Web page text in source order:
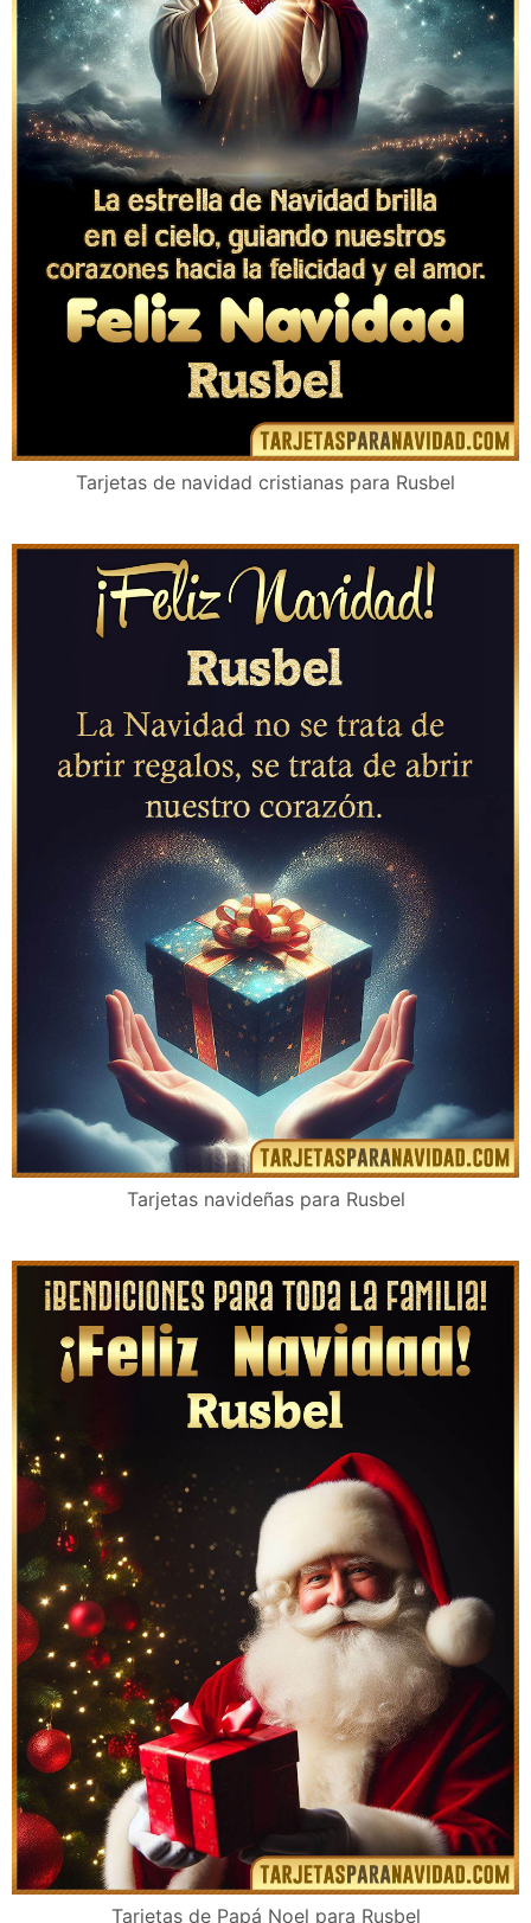
Tarjetas de navidad cristianas para Rusbel
Tarjetas navideñas para Rusbel
Tarjetas de Papá Noel para Rusbel